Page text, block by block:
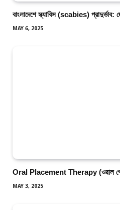
বাংলাদেশে স্ক্যাবিস (scabies) প্রাদুর্ভাব:
MAY 6, 2025
Oral Placement Therapy (ওরাল
MAY 3, 2025